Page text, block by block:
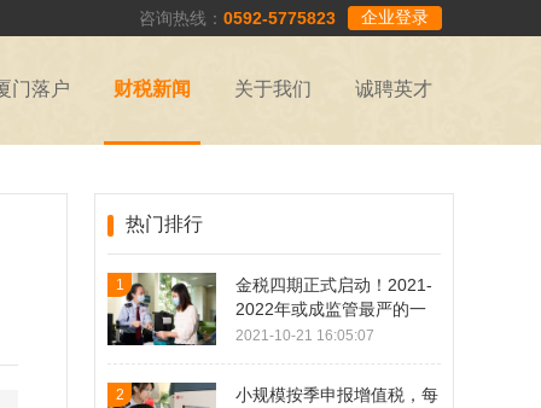
企业登录
咨询热线： 0592-5775823
门落户 财税新闻 关于我们 诚聘英才
热门排行
1
金税四期正式启动！2021-
2022年或成监管最严的一
年！
2021-10-21 16:05:07
2
小规模按季申报增值税，每